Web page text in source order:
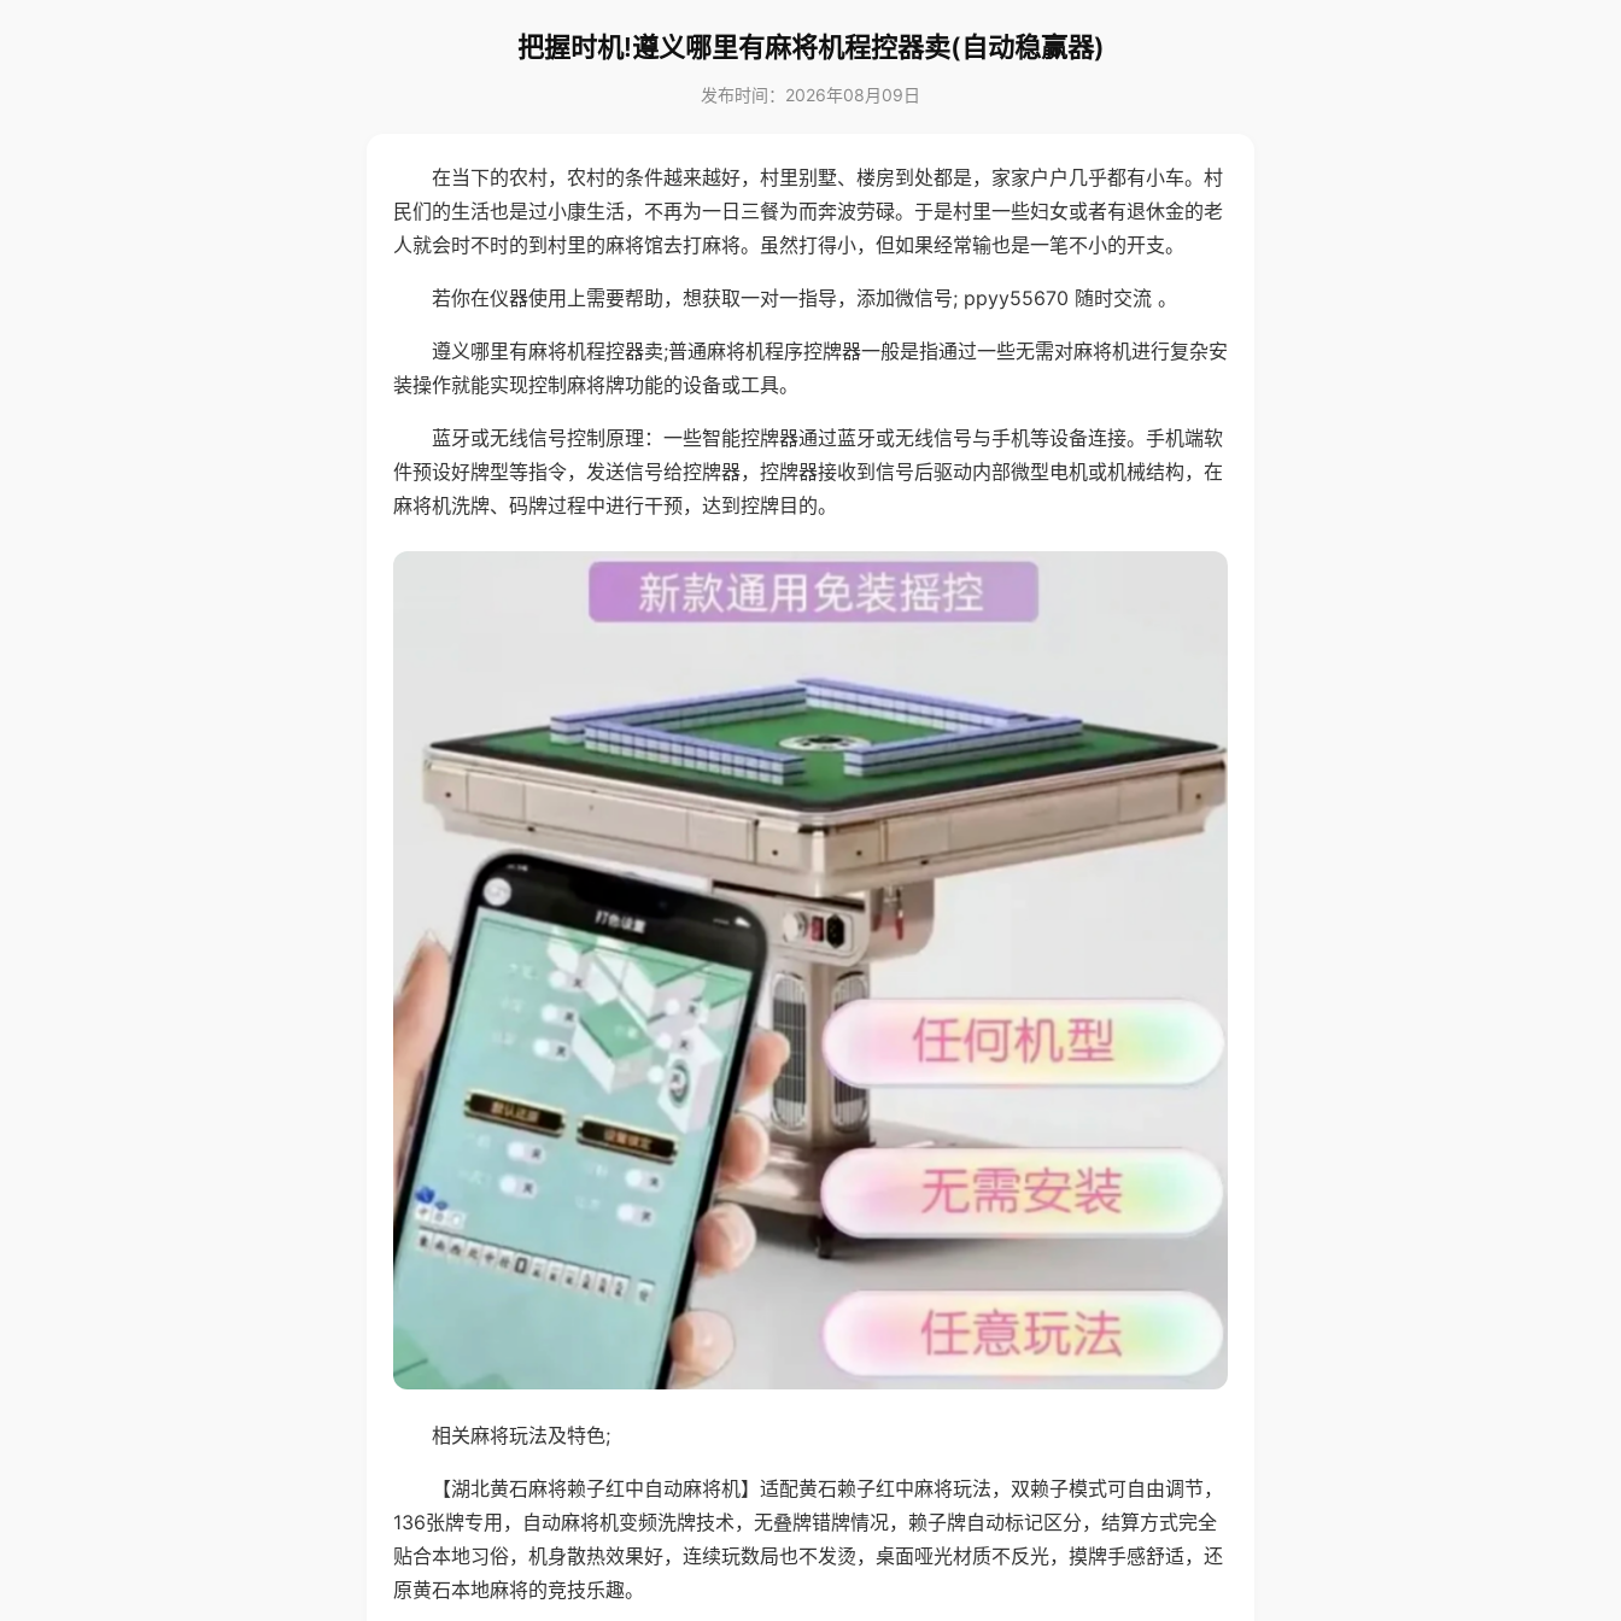
把握时机!遵义哪里有麻将机程控器卖(自动稳赢器)
发布时间：2026年08月09日
在当下的农村，农村的条件越来越好，村里别墅、楼房到处都是，家家户户几乎都有小车。村
民们的生活也是过小康生活，不再为一日三餐为而奔波劳碌。于是村里一些妇女或者有退休金的老
人就会时不时的到村里的麻将馆去打麻将。虽然打得小，但如果经常输也是一笔不小的开支。
若你在仪器使用上需要帮助，想获取一对一指导，添加微信号; ppyy55670 随时交流 。
遵义哪里有麻将机程控器卖;普通麻将机程序控牌器一般是指通过一些无需对麻将机进行复杂安
装操作就能实现控制麻将牌功能的设备或工具。
蓝牙或无线信号控制原理：一些智能控牌器通过蓝牙或无线信号与手机等设备连接。手机端软
件预设好牌型等指令，发送信号给控牌器，控牌器接收到信号后驱动内部微型电机或机械结构，在
麻将机洗牌、码牌过程中进行干预，达到控牌目的。
相关麻将玩法及特色;
【湖北黄石麻将赖子红中自动麻将机】适配黄石赖子红中麻将玩法，双赖子模式可自由调节，
136张牌专用，自动麻将机变频洗牌技术，无叠牌错牌情况，赖子牌自动标记区分，结算方式完全
贴合本地习俗，机身散热效果好，连续玩数局也不发烫，桌面哑光材质不反光，摸牌手感舒适，还
原黄石本地麻将的竞技乐趣。